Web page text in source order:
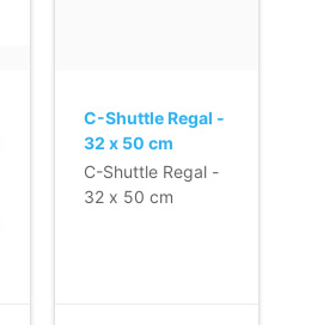
C-Shuttle Regal -
32 x 50 cm
C-Shuttle Regal -
32 x 50 cm